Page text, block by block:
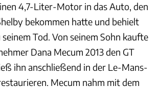
4,7-Liter-Motor in das Auto, den
bekommen hatte und behielt
Tod. Von seinem Sohn kaufte
Dana Mecum 2013 den GT
ihn anschließend in der Le-Mans-
Mecum nahm mit dem